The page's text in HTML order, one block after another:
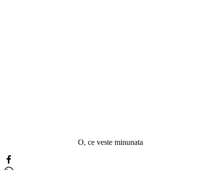
O, ce veste minunata